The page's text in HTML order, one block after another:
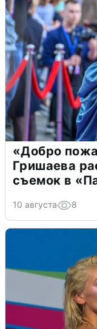
«Добро
Гришаева
съемок в
10 августа 8